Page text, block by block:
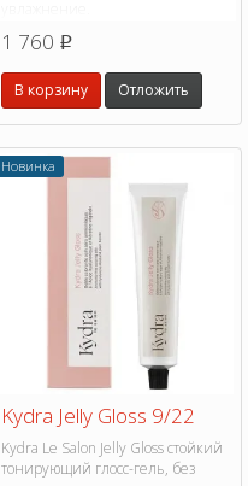
1 760 p
В корзину Отложить
Новинка
Kydra Jelly Gloss 9/22
Kydra Le Salon Jelly Gloss стойкий
тонирующий глосс-гель, без